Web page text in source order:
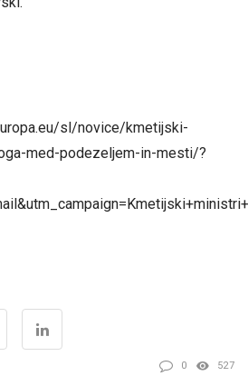
sl/novice/kmetijski-
med-podezeljem-in-mesti/?
0 527